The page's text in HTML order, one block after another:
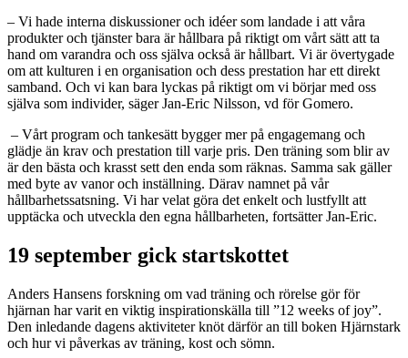
– Vi hade interna diskussioner och idéer som landade i att våra
produkter och tjänster bara är hållbara på riktigt om vårt sätt att ta
hand om varandra och oss själva också är hållbart. Vi är övertygade
om att kulturen i en organisation och dess prestation har ett direkt
samband. Och vi kan bara lyckas på riktigt om vi börjar med oss
själva som individer, säger Jan-Eric Nilsson, vd för Gomero.
– Vårt program och tankesätt bygger mer på engagemang och
glädje än krav och prestation till varje pris. Den träning som blir av
är den bästa och krasst sett den enda som räknas. Samma sak gäller
med byte av vanor och inställning. Därav namnet på vår
hållbarhetssatsning. Vi har velat göra det enkelt och lustfyllt att
upptäcka och utveckla den egna hållbarheten, fortsätter Jan-Eric.
19 september gick startskottet
Anders Hansens forskning om vad träning och rörelse gör för
hjärnan har varit en viktig inspirationskälla till ”12 weeks of joy”.
Den inledande dagens aktiviteter knöt därför an till boken Hjärnstark
och hur vi påverkas av träning, kost och sömn.